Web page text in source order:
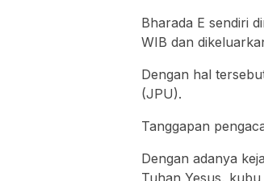
Bharada E sendiri
WIB dan
Dengan hal
(JPU).
Tanggapan
Dengan adanya